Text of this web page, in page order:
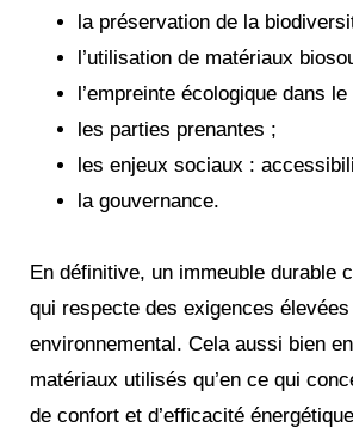
la préservation de la
l’utilisation de matériaux
l’empreinte écologique dans
les parties prenantes ;
les enjeux sociaux :
la gouvernance.
En définitive, un immeuble durable
qui respecte des exigences
environnemental. Cela aussi bien
matériaux utilisés qu’en ce qui
de confort et d’efficacité